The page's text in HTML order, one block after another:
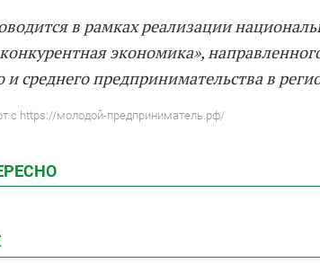
в рамках реализации
экономика»,
и среднего предпринимательства в
с https://молодой-предприниматель.рф/